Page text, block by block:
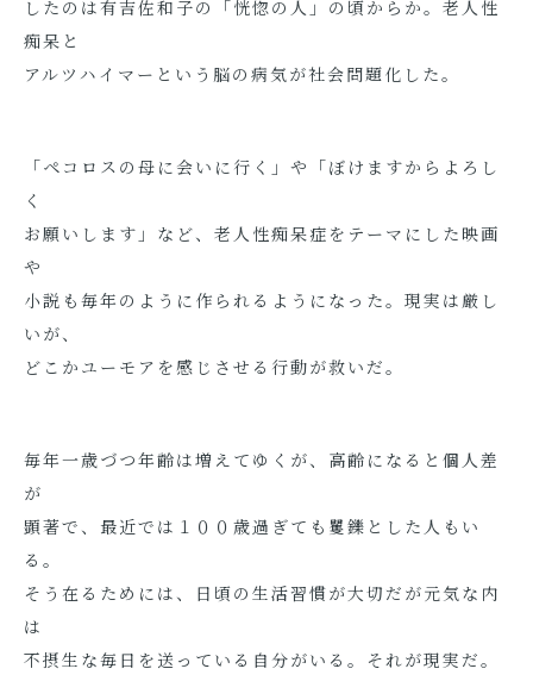
したのは有吉佐和子の「恍惚の人」の頃からか。老人性
痴呆と
アルツハイマーという脳の病気が社会問題化した。
「ペコロスの母に会いに行く」や「ぼけますからよろし
く
お願いします」など、老人性痴呆症をテーマにした映画
や
小説も毎年のように作られるようになった。現実は厳し
いが、
どこかユーモアを感じさせる行動が救いだ。
毎年一歳づつ年齢は増えてゆくが、高齢になると個人差
が
顕著で、最近では１００歳過ぎても矍鑠とした人もい
る。
そう在るためには、日頃の生活習慣が大切だが元気な内
は
不摂生な毎日を送っている自分がいる。それが現実だ。